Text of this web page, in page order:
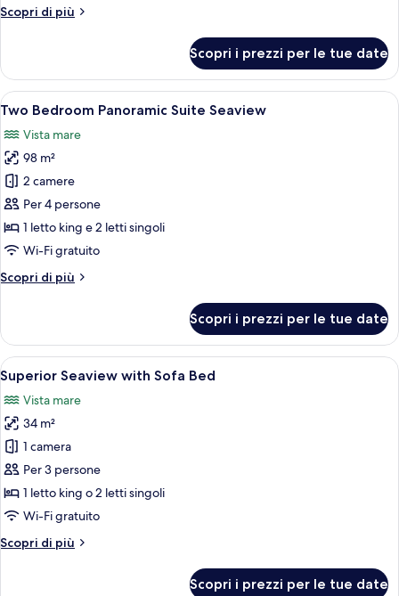
Sea
Scopri di più
Altri
Room
with
Sea
Scopri i prezzi per le tue date
Apri
tutte
le
foto
per
Two
Bedroom
Panoramic
Seaview
Una camera d'albergo moderna con
7
Two Bedroom Panoramic Suite Seaview
Vista mare
98 m²
2 camere
Per 4 persone
1 letto king e 2 letti singoli
Wi-Fi gratuito
Scopri di più
Altri
Bedroom
Panoramic
Suite
Seaview
Scopri i prezzi per le tue date
Apri
tutte
le
foto
per
Superior
Seaview
with
Bed
Una camera d'albergo moderna con
8
Superior Seaview with Sofa Bed
Vista mare
34 m²
1 camera
Per 3 persone
1 letto king o 2 letti singoli
Wi-Fi gratuito
Scopri di più
Altri
Scopri i prezzi per le tue date